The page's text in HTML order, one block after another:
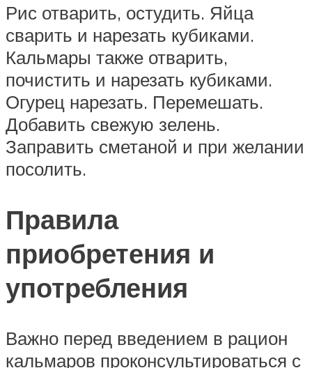
Рис отварить, остудить. Яйца
сварить и нарезать кубиками.
Кальмары также отварить,
почистить и нарезать кубиками.
Огурец нарезать. Перемешать.
Добавить свежую зелень.
Заправить сметаной и при желании
посолить.
Правила
приобретения и
употребления
Важно перед введением в рацион
кальмаров проконсультироваться с